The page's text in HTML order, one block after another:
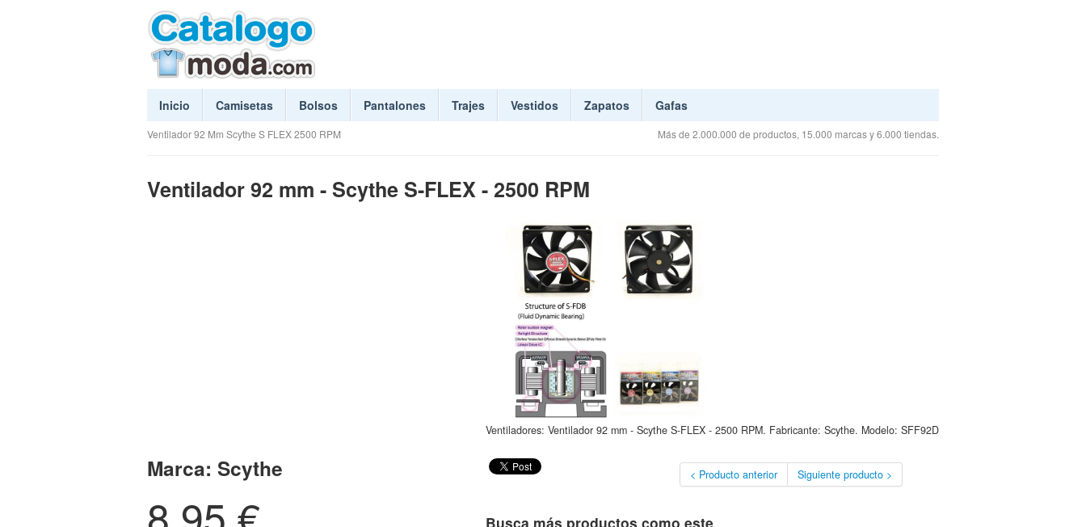
Inicio Camisetas Bolsos Pantalones Trajes Vestidos Zapatos Gafas
Ventilador 92 Mm Scythe S FLEX 2500 RPM Más de 2.000.000 de productos, 15.000 marcas y 6.000 tiendas.
Ventilador 92 mm - Scythe S-FLEX - 2500 RPM
Marca: Scythe
Ventiladores: Ventilador 92 mm - Scythe S-FLEX - 2500 RPM. Fabricante: Scythe. Modelo: SFF92D
< Producto anterior Siguiente producto >
Busca más productos como este